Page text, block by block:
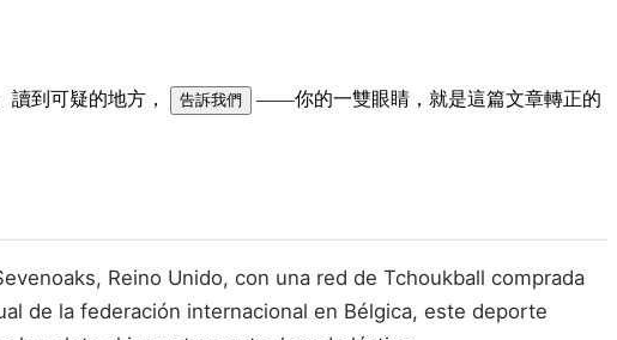
讀到可疑的地方， 告訴我們
——你的一雙眼睛，就是這篇文章轉正的
Reino Unido, con una red de Tchoukball comprada
de la federación internacional en Bélgica, este deporte